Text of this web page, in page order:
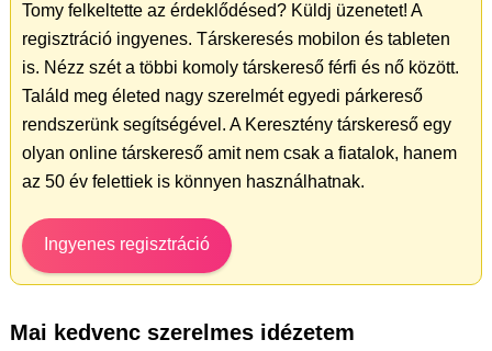
Tomy felkeltette az érdeklődésed? Küldj üzenetet! A
regisztráció ingyenes. Társkeresés mobilon és tableten
is. Nézz szét a többi komoly társkereső férfi és nő között.
Találd meg életed nagy szerelmét egyedi párkereső
rendszerünk segítségével. A Keresztény társkereső egy
olyan online társkereső amit nem csak a fiatalok, hanem
az 50 év felettiek is könnyen használhatnak.
Ingyenes regisztráció
Mai kedvenc szerelmes idézetem